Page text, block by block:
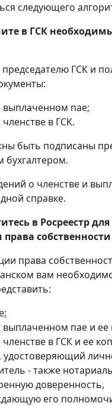
следующего
в ГСК
ГСК и
выплаченном пае;
членстве в ГСК.
быть подписаны
бухгалтером.
о членстве и
справке.
в Росреестр для
права
права
вам
выплаченном пае и
членстве в ГСК и ее
удостоверяющий
- также
доверенность,
его